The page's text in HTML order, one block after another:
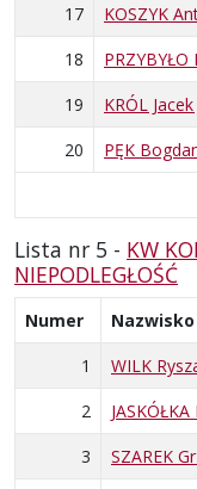
17 KOSZYK
18
PRZYBYŁO
19
KRÓL
20
PĘK
Lista nr 5 - KW
NIEPODLEGŁOŚĆ
Numer
1
WILK
2
3
SZAREK